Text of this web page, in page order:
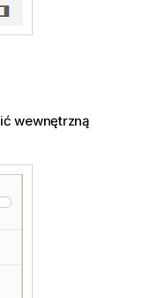
wewnętrzną